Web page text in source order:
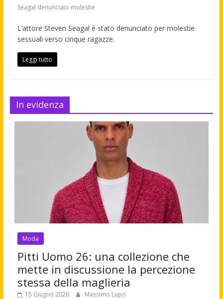
Seagal denunciato molestie
L’attore Steven Seagal è stato denunciato per molestie
sessuali verso cinque ragazze.
Leggi tutto
In evidenza
Moda
Pitti Uomo 26: una collezione che
mette in discussione la percezione
stessa della maglieria
15 Giugno 2026 Massimo Lupo